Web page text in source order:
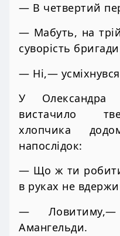
— В четвертий
— Мабуть, на
суворість
— Ні,—
У Олександра
вистачило
хлопчика
напослідок:
— Що ж ти
в руках не
— Ловитиму,—
Амангельди.